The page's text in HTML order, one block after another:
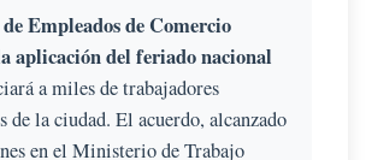
Empleados de Comercio
aplicación del feriado nacional
a miles de trabajadores
de la ciudad. El acuerdo, alcanzado
en el Ministerio de Trabajo